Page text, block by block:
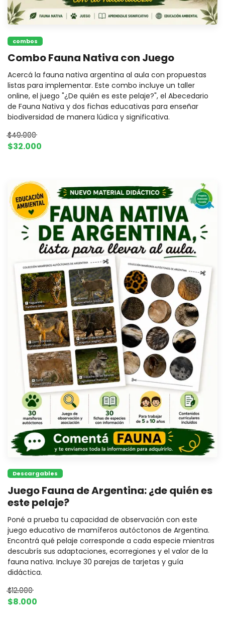
combos
Combo Fauna Nativa con Juego
Acercá la fauna nativa argentina al aula con propuestas
listas para implementar. Este combo incluye un taller
online, el juego "¿De quién es este pelaje?", el Abecedario
de Fauna Nativa y dos fichas educativas para enseñar
biodiversidad de manera lúdica y significativa.
$49.000
$32.000
Descargables
Juego Fauna de Argentina: ¿de quién es
este pelaje?
Poné a prueba tu capacidad de observación con este
juego educativo de mamíferos autóctonos de Argentina.
Encontrá qué pelaje corresponde a cada especie mientras
descubrís sus adaptaciones, ecorregiones y el valor de la
fauna nativa. Incluye 30 parejas de tarjetas y guía
didáctica.
$12.000
$8.000